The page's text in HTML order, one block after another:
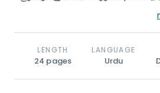
LENGTH
24 pages
LANGUAGE
Urdu